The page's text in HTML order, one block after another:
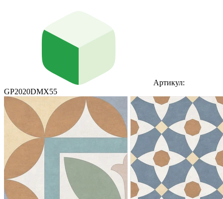
Артикул:
GP2020DMX55